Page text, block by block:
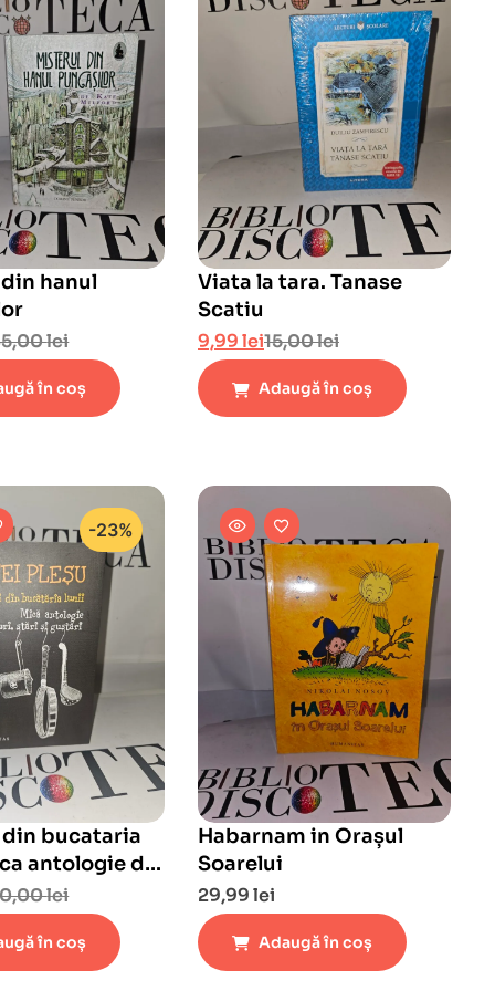
hanul
lei
în coș
Viata la tara. Tanase
Scatiu
15,00lei
9,99lei
Adaugă în coș
-23%
bucataria
antologie de
si gustari
lei
în coș
Habarnam in Orașul
Soarelui
29,99lei
Adaugă în coș